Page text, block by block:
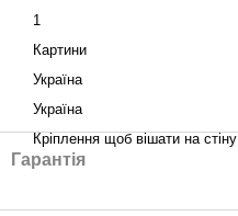
1
Картини
Україна
Україна
Кріплення щоб вішати на стіну
Гарантія